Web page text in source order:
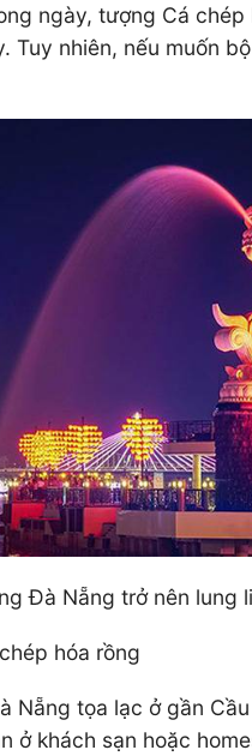
ngày, tượng Cá
Tuy nhiên, nếu muốn
Đà Nẵng trở nên lung
hóa rồng
Nẵng tọa lạc ở gần
ở khách sạn hoặc